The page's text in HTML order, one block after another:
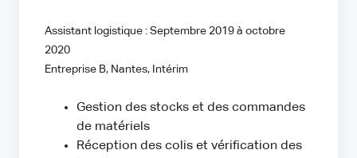
Assistant logistique : Septembre 2019 à octobre
2020
Entreprise B, Nantes, Intérim
Gestion des stocks et des commandes
de matériels
Réception des colis et vérification des